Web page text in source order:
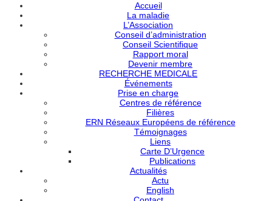
Accueil
La maladie
L’Association
Conseil d’administration
Conseil Scientifique
Rapport moral
Devenir membre
RECHERCHE MEDICALE
Événements
Prise en charge
Centres de référence
Filières
ERN Réseaux Européens de référence
Témoignages
Liens
Carte D’Urgence
Publications
Actualités
Actu
English